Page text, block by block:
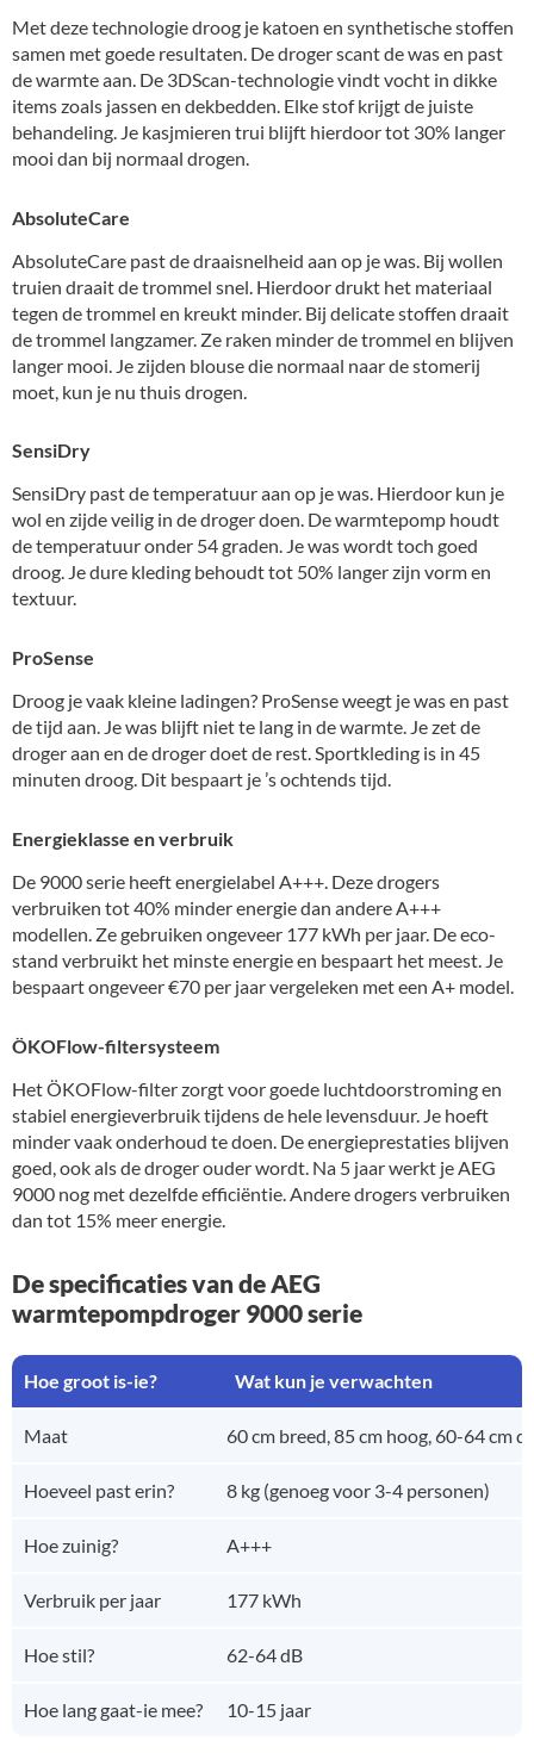
Met deze technologie droog je katoen en synthetische stoffen
samen met goede resultaten. De droger scant de was en past
de warmte aan. De 3DScan-technologie vindt vocht in dikke
items zoals jassen en dekbedden. Elke stof krijgt de juiste
behandeling. Je kasjmieren trui blijft hierdoor tot 30% langer
mooi dan bij normaal drogen.
AbsoluteCare
AbsoluteCare past de draaisnelheid aan op je was. Bij wollen
truien draait de trommel snel. Hierdoor drukt het materiaal
tegen de trommel en kreukt minder. Bij delicate stoffen draait
de trommel langzamer. Ze raken minder de trommel en blijven
langer mooi. Je zijden blouse die normaal naar de stomerij
moet, kun je nu thuis drogen.
SensiDry
SensiDry past de temperatuur aan op je was. Hierdoor kun je
wol en zijde veilig in de droger doen. De warmtepomp houdt
de temperatuur onder 54 graden. Je was wordt toch goed
droog. Je dure kleding behoudt tot 50% langer zijn vorm en
textuur.
ProSense
Droog je vaak kleine ladingen? ProSense weegt je was en past
de tijd aan. Je was blijft niet te lang in de warmte. Je zet de
droger aan en de droger doet de rest. Sportkleding is in 45
minuten droog. Dit bespaart je ’s ochtends tijd.
Energieklasse en verbruik
De 9000 serie heeft energielabel A+++. Deze drogers
verbruiken tot 40% minder energie dan andere A+++
modellen. Ze gebruiken ongeveer 177 kWh per jaar. De eco-
stand verbruikt het minste energie en bespaart het meest. Je
bespaart ongeveer €70 per jaar vergeleken met een A+ model.
ÖKOFlow-filtersysteem
Het ÖKOFlow-filter zorgt voor goede luchtdoorstroming en
stabiel energieverbruik tijdens de hele levensduur. Je hoeft
minder vaak onderhoud te doen. De energieprestaties blijven
goed, ook als de droger ouder wordt. Na 5 jaar werkt je AEG
9000 nog met dezelfde efficiëntie. Andere drogers verbruiken
dan tot 15% meer energie.
De specificaties van de AEG
warmtepompdroger 9000 serie
Hoe groot is-ie? Wat kun je verwachten
Maat 60 cm breed, 85 cm hoog, 60-64 cm
Hoeveel past erin? 8 kg (genoeg voor 3-4 personen)
Hoe zuinig? A+++
Verbruik per jaar 177 kWh
Hoe stil? 62-64 dB
Hoe lang gaat-ie mee? 10-15 jaar